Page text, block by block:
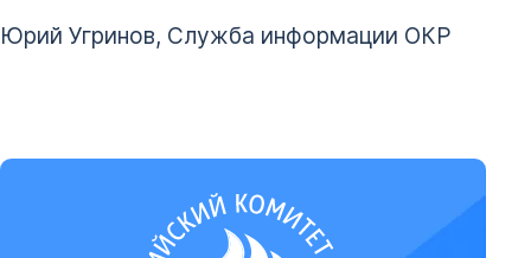
Юрий Угринов, Служба информации ОКР